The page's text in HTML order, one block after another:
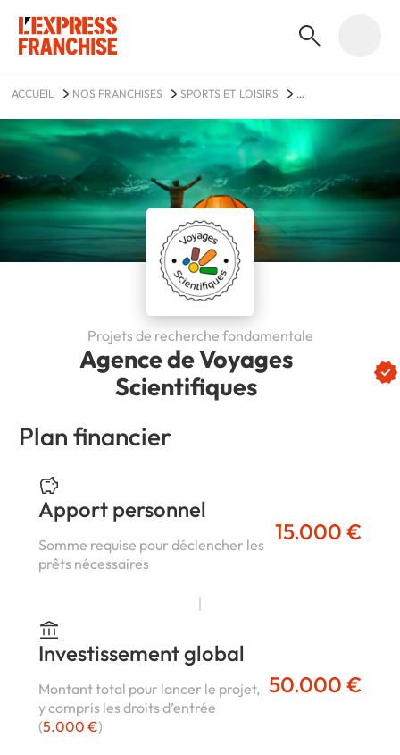
ACCUEIL NOS FRANCHISES
SPORTS ET LOISIRS
Agence de Voyages
Scientifiques
Projets de recherche fondamentale
Plan financier
Apport personnel
Somme requise pour déclencher les
prêts nécessaires
15.000 €
Investissement global
Montant total pour lancer le projet,
y compris les droits d’entrée
(5.000 €)
50.000 €